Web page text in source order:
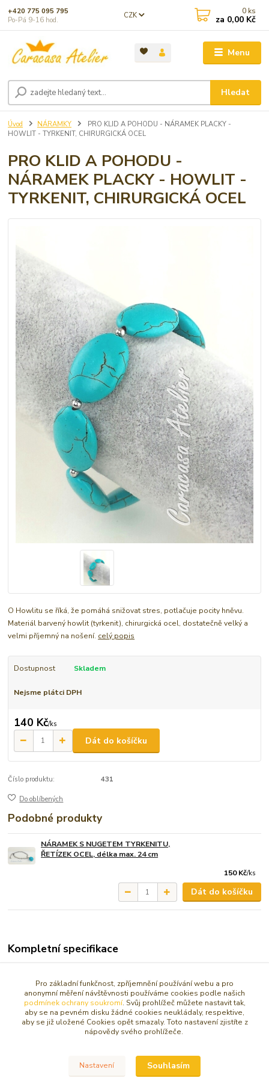
Menu
CZK
Hledat
+420 775 095 795
Po-Pá 9-16 hod.
0 ks
za 0,00 Kč
Úvod NÁRAMKY
PRO KLID A POHODU - NÁRAMEK PLACKY -
HOWLIT - TYRKENIT, CHIRURGICKÁ OCEL
PRO KLID A POHODU -
NÁRAMEK PLACKY - HOWLIT -
TYRKENIT, CHIRURGICKÁ OCEL
O Howlitu se říká, že pomáhá snižovat stres, potlačuje pocity hněvu.
Materiál barvený howlit (tyrkenit), chirurgická ocel, dostatečně velký a
velmi příjemný na nošení. celý popis
Dostupnost Skladem
Nejsme plátci DPH
140 Kč/ks
Dát do košíčku
Číslo produktu: 431
Do oblíbených
Podobné produkty
NÁRAMEK S NUGETEM TYRKENITU,
ŘETÍZEK OCEL, délka max. 24 cm
150 Kč/ks
Dát do košíčku
Kompletní specifikace
Materiál barvený howlit (tyrkenit), chirurgická ocel, dostatečně
velký a velmi příjemný na nošení.
Zboží zařazeno v kategoriích
Pro základní funkčnost, zpříjemnění používání webu a pro
anonymní měření návštěvnosti používáme cookies podle našich
podmínek ochrany soukromí. Svůj prohlížeč můžete nastavit tak,
aby se na pevném disku žádné cookies neukládaly, respektive,
aby se již uložené Cookies opět smazaly. Toto nastavení zjistíte z
nápovědy svého prohlížeče.
Nastavení Souhlasím